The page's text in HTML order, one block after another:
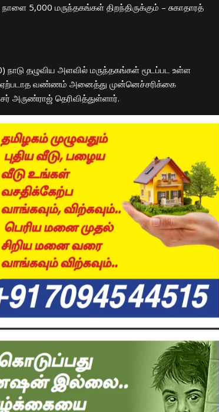
5,000 மருந்தகங்கள் திறந்திருக்கும் – சுகாதாரத்
தழுவிய அளவில் மருந்தகங்கள் மூடப்பட உள்ள
ஏற்படாத வண்ணம் அனைத்து முன்னெச்சரிக்கை
அருண்ராஜ் தெரிவித்துள்ளார்.